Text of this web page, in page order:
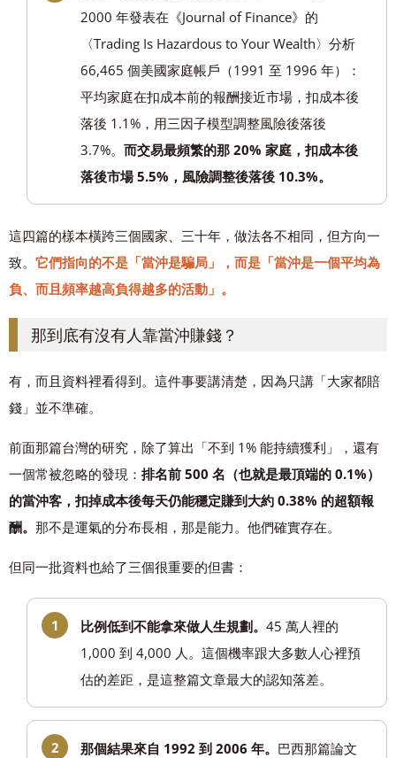
2000 年發表在《Journal of Finance》的
〈Trading Is Hazardous to Your Wealth〉分析
66,465 個美國家庭帳戶（1991 至 1996 年）：
平均家庭在扣成本前的報酬接近市場，扣成本後
落後 1.1%，用三因子模型調整風險後落後
3.7%。 而交易最頻繁的那 20% 家庭，扣成本後
落後市場 5.5%，風險調整後落後 10.3%。
這四篇的樣本橫跨三個國家、三十年，做法各不相同，但方向一
致。 它們指向的不是「當沖是騙局」，而是「當沖是一個平均為
負、而且頻率越高負得越多的活動」。
那到底有沒有人靠當沖賺錢？
有，而且資料裡看得到。這件事要講清楚，因為只講「大家都賠
錢」並不準確。
前面那篇台灣的研究，除了算出「不到 1% 能持續獲利」，還有
一個常被忽略的發現： 排名前 500 名（也就是最頂端的 0.1%）
的當沖客，扣掉成本後每天仍能穩定賺到大約 0.38% 的超額報
酬。 那不是運氣的分布長相，那是能力。他們確實存在。
但同一批資料也給了三個很重要的但書：
比例低到不能拿來做人生規劃。 45 萬人裡的
1,000 到 4,000 人。這個機率跟大多數人心裡預
估的差距，是這整篇文章最大的認知落差。
那個結果來自 1992 到 2006 年。 巴西那篇論文